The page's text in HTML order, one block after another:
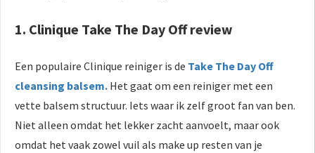
1. Clinique Take The Day Off review
Een populaire Clinique reiniger is de Take The Day Off
cleansing balsem. Het gaat om een reiniger met een
vette balsem structuur. Iets waar ik zelf groot fan van ben.
Niet alleen omdat het lekker zacht aanvoelt, maar ook
omdat het vaak zowel vuil als make up resten van je